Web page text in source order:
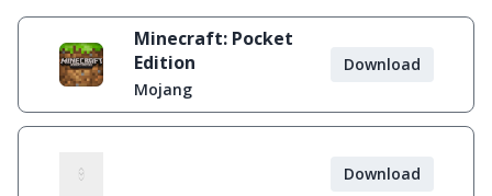
Minecraft: Pocket
Edition
Mojang
Download
Download